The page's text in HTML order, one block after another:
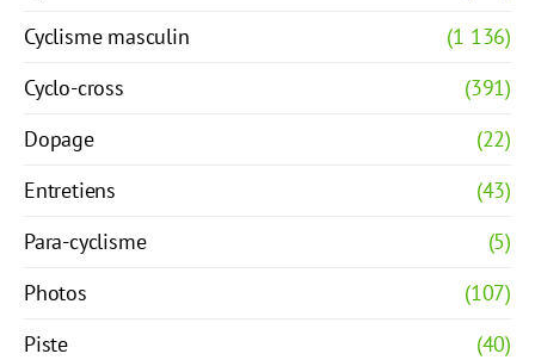
Cyclisme masculin
(1 136)
Cyclo-cross
(391)
Dopage
(22)
Entretiens
(43)
Para-cyclisme
(5)
Photos
(107)
Piste
(40)